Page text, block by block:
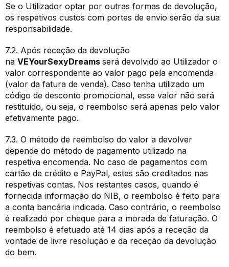
Se o Utilizador optar por outras formas de devolução,
os respetivos custos com portes de envio serão da sua
responsabilidade.
7.2. Após receção da devolução
na VEYourSexyDreams será devolvido ao Utilizador o
valor correspondente ao valor pago pela encomenda
(valor da fatura de venda). Caso tenha utilizado um
código de desconto promocional, esse valor não será
restituído, ou seja, o reembolso será apenas pelo valor
efetivamente pago.
7.3. O método de reembolso do valor a devolver
depende do método de pagamento utilizado na
respetiva encomenda. No caso de pagamentos com
cartão de crédito e PayPal, estes são creditados nas
respetivas contas. Nos restantes casos, quando é
fornecida informação do NIB, o reembolso é feito para
a conta bancária indicada. Caso contrário, o reembolso
é realizado por cheque para a morada de faturação. O
reembolso é efetuado até 14 dias após a receção da
vontade de livre resolução e da receção da devolução
do bem.